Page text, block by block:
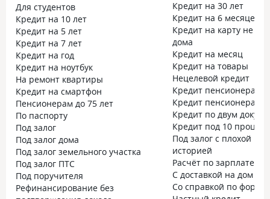
Для студентов
Кредит на 10 лет
Кредит на 5 лет
Кредит на 7 лет
Кредит на год
Кредит на ноутбук
На ремонт квартиры
Кредит на смартфон
Пенсионерам до 75 лет
По паспорту
Под залог
Под залог дома
Под залог земельного участка
Под залог ПТС
Под поручителя
Рефинансирование без
Кредит на 30 лет
Кредит на 6 месяцев
Кредит на карту не
дома
Кредит на месяц
Кредит на товары
Нецелевой кредит
Кредит пенсионерам
Кредит пенсионерам
Кредит по двум
Кредит под 10
Под залог с плохой
историей
Расчёт по зарплате
С доставкой на дом
Со справкой по форме